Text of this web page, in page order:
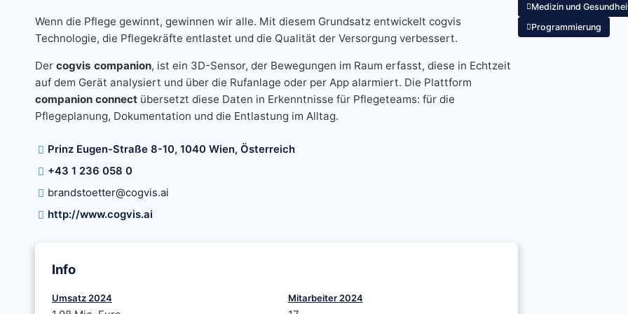
Wenn die Pflege gewinnt, gewinnen wir alle. Mit diesem Grundsatz entwickelt cogvis
Technologie, die Pflegekräfte entlastet und die Qualität der Versorgung verbessert.
Der cogvis companion, ist ein 3D-Sensor, der Bewegungen im Raum erfasst, diese in Echtzeit
auf dem Gerät analysiert und über die Rufanlage oder per App alarmiert. Die Plattform
companion connectübersetzt diese Daten in Erkenntnisse für Pflegeteams: für die
Pflegeplanung, Dokumentation und die Entlastung im Alltag.
Prinz Eugen-Straße 8-10, 1040 Wien, Österreich
+43 1 236 058 0
brandstoetter@cogvis.ai
http://www.cogvis.ai
Info
Umsatz 2024 Mitarbeiter 2024
Medizin und
Programmierung